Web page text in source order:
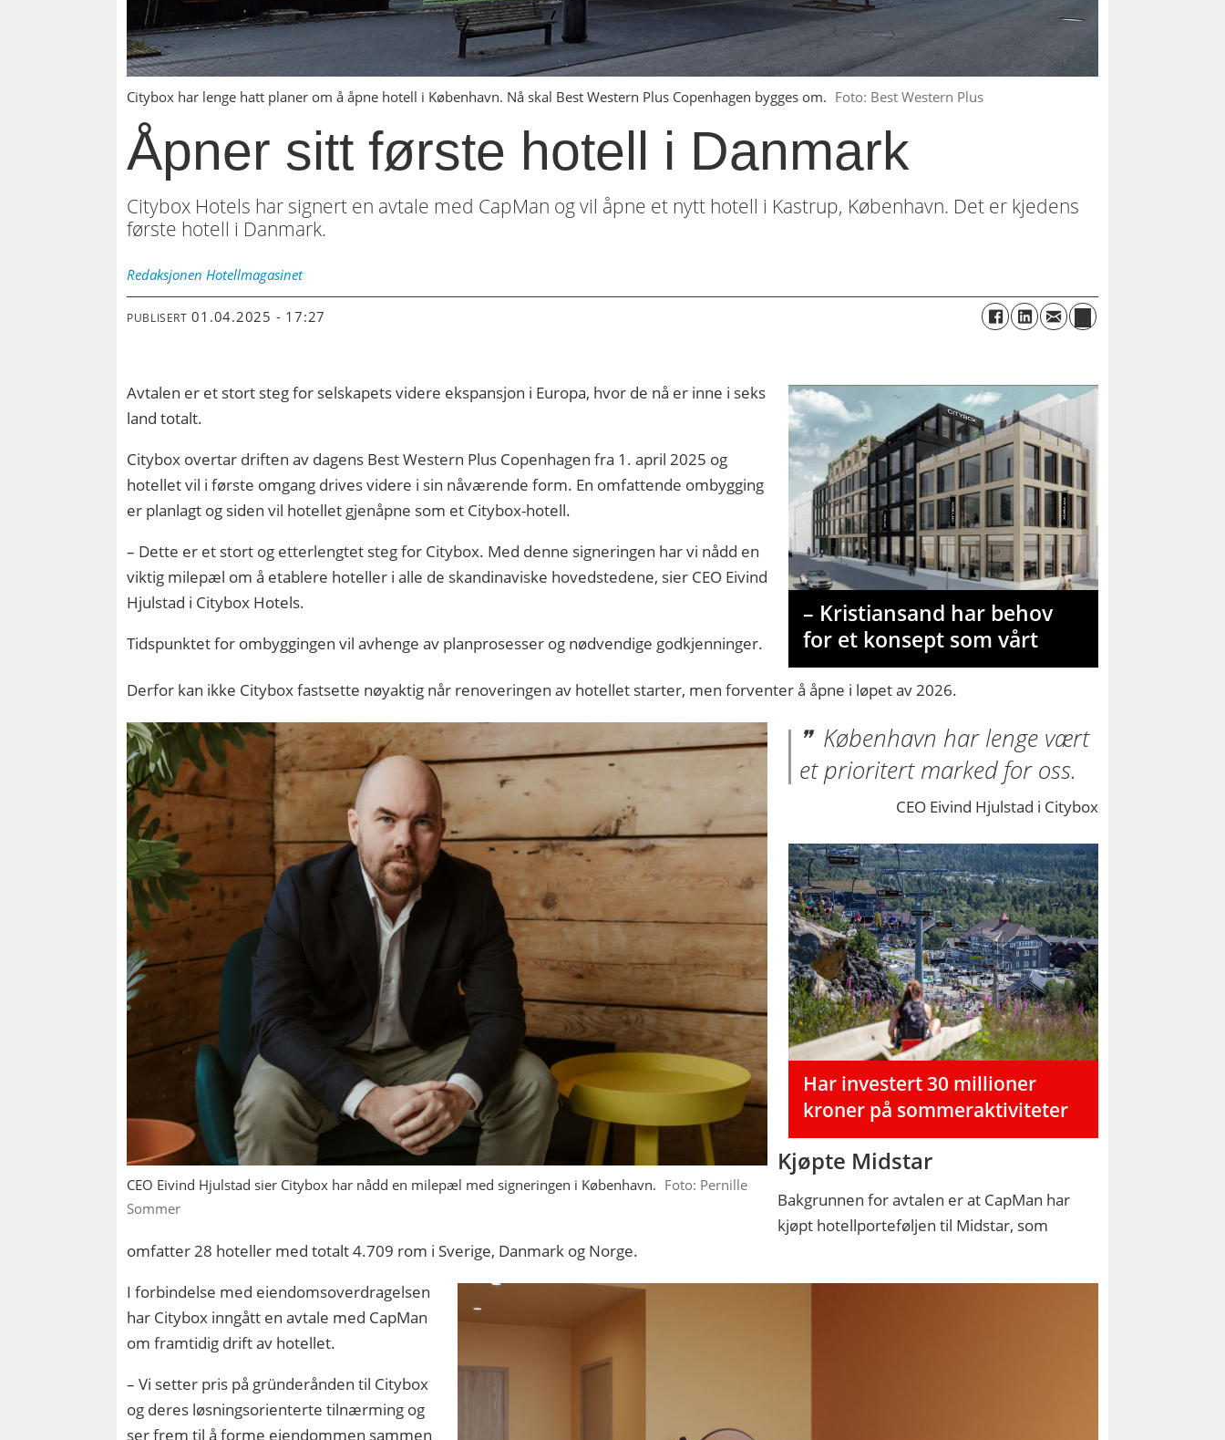
Citybox har lenge hatt planer om å åpne hotell i København. Nå skal Best Western Plus Copenhagen bygges om. Foto: Best Western Plus
Åpner sitt første hotell i Danmark
Citybox Hotels har signert en avtale med CapMan og vil åpne et nytt hotell i Kastrup, København. Det er kjedens
første hotell i Danmark.
Redaksjonen Hotellmagasinet
PUBLISERT 01.04.2025 - 17:27
– Kristiansand har behov
for et konsept som vårt
Avtalen er et stort steg for selskapets videre ekspansjon i Europa, hvor de nå er inne i seks
land totalt.
Citybox overtar driften av dagens Best Western Plus Copenhagen fra 1. april 2025 og
hotellet vil i første omgang drives videre i sin nåværende form. En omfattende ombygging
er planlagt og siden vil hotellet gjenåpne som et Citybox-hotell.
– Dette er et stort og etterlengtet steg for Citybox. Med denne signeringen har vi nådd en
viktig milepæl om å etablere hoteller i alle de skandinaviske hovedstedene, sier CEO Eivind
Hjulstad i Citybox Hotels.
Tidspunktet for ombyggingen vil avhenge av planprosesser og nødvendige godkjenninger.
Derfor kan ikke Citybox fastsette nøyaktig når renoveringen av hotellet starter, men forventer å åpne i løpet av 2026.
CEO Eivind Hjulstad sier Citybox har nådd en milepæl med signeringen i København. Foto: Pernille
Sommer
København har lenge vært
et prioritert marked for oss.
CEO Eivind Hjulstad i Citybox
Har investert 30 millioner
kroner på sommeraktiviteter
Kjøpte Midstar
Bakgrunnen for avtalen er at CapMan har
kjøpt hotellporteføljen til Midstar, som
omfatter 28 hoteller med totalt 4.709 rom i Sverige, Danmark og Norge.
I forbindelse med eiendomsoverdragelsen
har Citybox inngått en avtale med CapMan
om framtidig drift av hotellet.
– Vi setter pris på gründerånden til Citybox
og deres løsningsorienterte tilnærming og
ser frem til å forme eiendommen sammen